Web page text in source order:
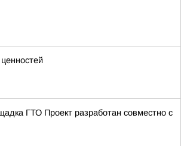
ГТО Проект разработан совместно с